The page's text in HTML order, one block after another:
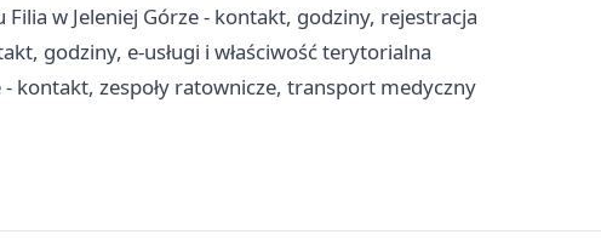
w Jeleniej Górze - kontakt, godziny, rejestracja
godziny, e-usługi i właściwość terytorialna
kontakt, zespoły ratownicze, transport medyczny